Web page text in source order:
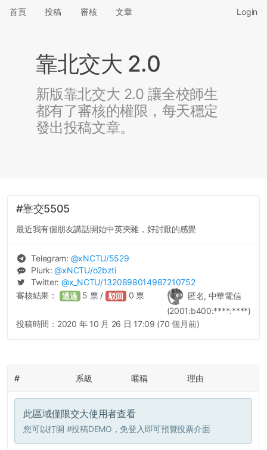
首頁 投稿 審核 文章 Login
靠北交大 2.0
新版靠北交大 2.0 讓全校師生
都有了審核的權限，每天穩定
發出投稿文章。
#靠交5505
最近我有個朋友講話開始中英夾雜，好討厭的感覺
Telegram: @xNCTU/5529
Plurk:@xNCTU/o2bzti
Twitter: @x_NCTU/1320898014987210752
匿名, 中華電信
(2001:b400:****:****)
審核結果： 通過 5 票 / 駁回 0 票
投稿時間： 2020 年 10 月 26 日 17:09 (70 個月前)
# 系級 暱稱 理由
此區域僅限交大使用者查看
您可以打開 #投稿DEMO ，免登入即可預覽投票介面